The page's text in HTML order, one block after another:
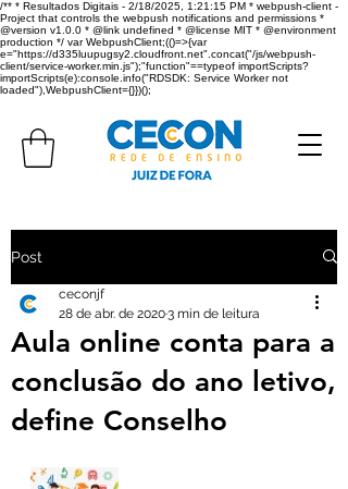
/** * Resultados Digitais - 2/18/2025, 1:21:15 PM * webpush-client -
Project that controls the webpush notifications and permissions *
@version v1.0.0 * @link undefined * @license MIT * @environment
production */ var WebpushClient;(()=>{var
e="https://d335luupugsy2.cloudfront.net".concat("/js/webpush-
client/service-worker.min.js");"function"==typeof importScripts?
importScripts(e):console.info("RDSDK: Service Worker not
loaded"),WebpushClient={}})();
Post
Aula online conta para a
conclusão do ano letivo,
define Conselho
ceconjf
28 de abr. de 20203 min de leitura